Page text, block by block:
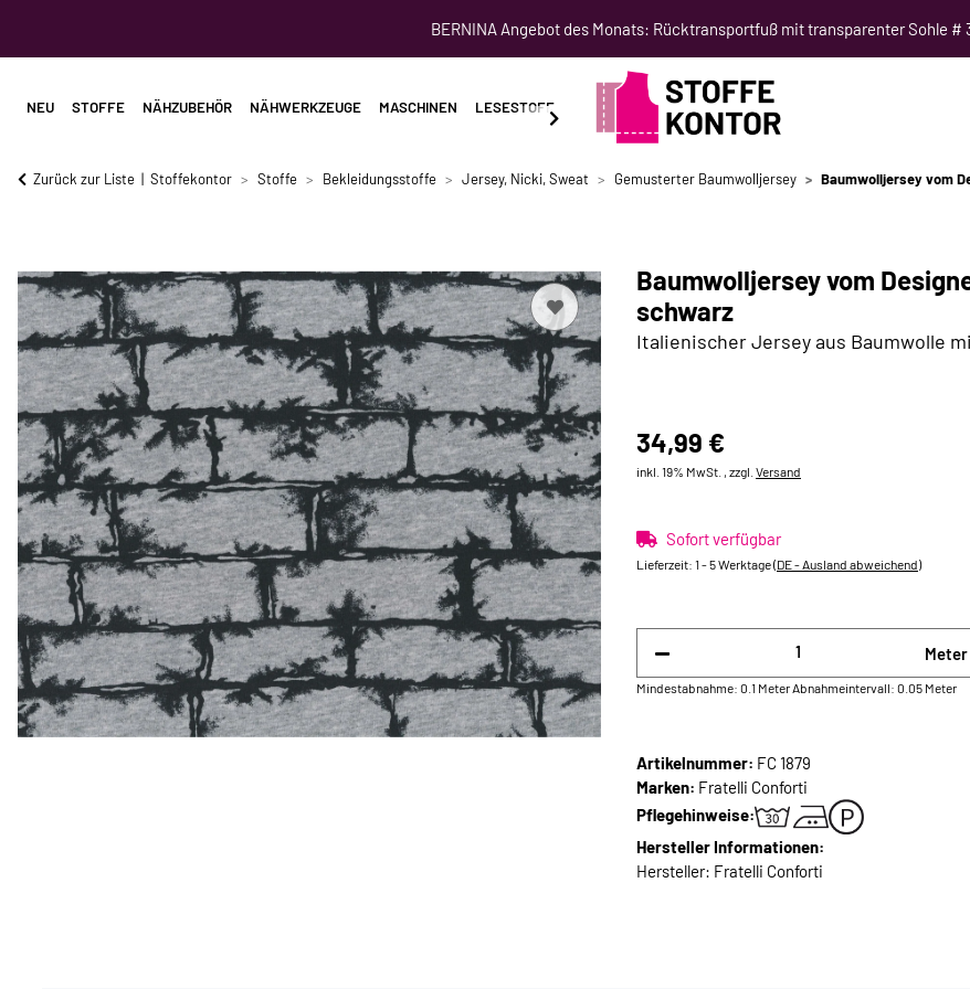
BERNINA Angebot des Monats: Rücktransportfuß mit transparenter Sohle #
NEU STOFFE NÄHZUBEHÖR NÄHWERKZEUGE MASCHINEN LESESTOFF SCHNITTMUSTER NÄHKURSE
Zurück zur Liste Stoffekontor Stoffe Bekleidungsstoffe Jersey, Nicki, Sweat Gemusterter Baumwolljersey Baumwolljersey vom
Baumwolljersey vom
schwarz
Italienischer Jersey aus Baumwolle
34,99 €
inkl. 19% MwSt. , zzgl. Versand
Sofort verfügbar
Lieferzeit: 1 - 5 Werktage(DE - Ausland abweichend)
Meter
Mindestabnahme: 0.1 MeterAbnahmeintervall: 0.05 Meter
Artikelnummer: FC 1879
Marken: Fratelli Conforti
Pflegehinweise:
Hersteller Informationen:
Hersteller: Fratelli Conforti